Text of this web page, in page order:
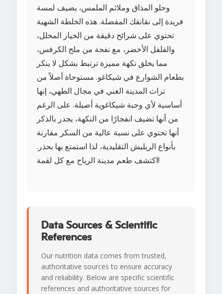
وحلو المذاق وملائم الملمس، يضيف لمسة
فريدة إلى نقانقك المفضلة. هذه الخلطة الشهية
تحتوي على شرائح دقيقة من الخيار المخلل،
والفلفل الأخضر، مع نفحة من ملح الكرفس،
مما يخلق نكهة مميزة ترتبط بشكل لا ينكر
بطعام الشوارع في شيكاغو. مستوحاة أصلاً من
تراث المدينة الغني في مجال الطهي، إنها
أساسية لأي وجبة شيكاغوية أصيلة. على الرغم
من أنها تضيف انفجارًا من النكهة، يجدر بالذكر
أنها تحتوي على نسبة عالية من السكر مقارنة
بأنواع الريليش التقليدية، لذا استمتع بها بحذر.
اكتشف طعم مدينة الرياح مع كل لقمة!
Data Sources & Scientific
References
Our nutrition data comes from trusted,
authoritative sources to ensure accuracy
and reliability. Below are specific scientific
references and authoritative sources for